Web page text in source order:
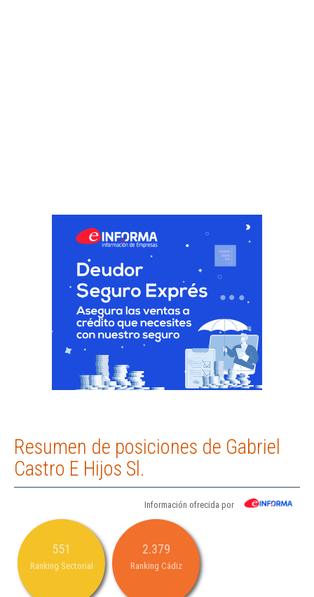
Resumen de posiciones de Gabriel
Castro E Hijos Sl.
Información ofrecida por
551
Ranking Sectorial
2.379
Ranking Cádiz